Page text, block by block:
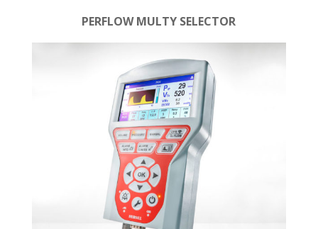
PERFLOW MULTY SELECTOR